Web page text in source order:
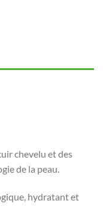
chevelu et des
de la peau.
hydratant et